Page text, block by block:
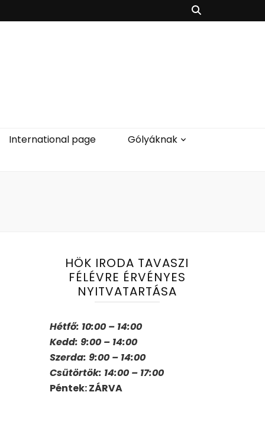
International page Gólyáknak
HÖK IRODA TAVASZI
FÉLÉVRE ÉRVÉNYES
NYITVATARTÁSA
Hétfő: 10:00 – 14:00
Kedd: 9:00 – 14:00
Szerda: 9:00 – 14:00
Csütörtök: 14:00 – 17:00
Péntek: ZÁRVA